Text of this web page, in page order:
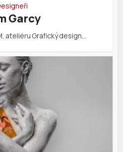
Garcy
ateliéru Grafický design…